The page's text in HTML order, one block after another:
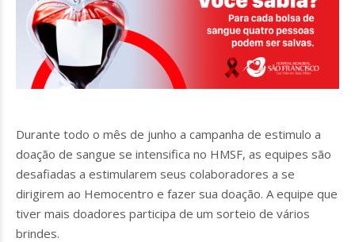
Durante todo o mês de junho a campanha de estimulo a
doação de sangue se intensifica no HMSF, as equipes são
desafiadas a estimularem seus colaboradores a se
dirigirem ao Hemocentro e fazer sua doação. A equipe que
tiver mais doadores participa de um sorteio de vários
brindes.